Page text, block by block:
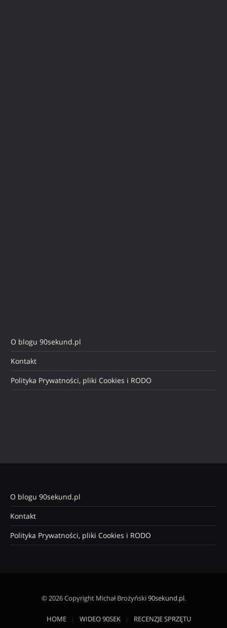
O blogu 90sekund.pl
Kontakt
Polityka Prywatności, pliki Cookies i RODO
O blogu 90sekund.pl
Kontakt
Polityka Prywatności, pliki Cookies i RODO
© 2026 Copyright Michał Brożyński90sekund.pl.
HOME WIDEO 90SEK
RECENZJE SPRZĘTU